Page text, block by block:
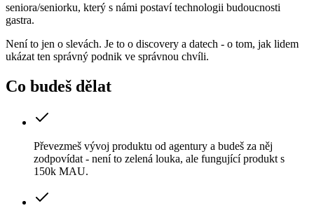
seniora/seniorku, který s námi postaví technologii budoucnosti
gastra.
Není to jen o slevách. Je to o discovery a datech - o tom, jak lidem
ukázat ten správný podnik ve správnou chvíli.
Co budeš dělat
Převezmeš vývoj produktu od agentury a budeš za něj
zodpovídat - není to zelená louka, ale fungující produkt s
150k MAU.